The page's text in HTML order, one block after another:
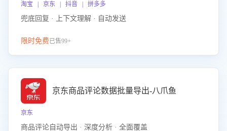
淘宝 | 京东 | 抖音 | 拼多多
兜底回复 · 上下文理解 · 自动发送
限时免费已售99+
京东商品评论数据批量导出-八爪鱼
京东
商品评论自动导出 · 深度分析 · 全面覆盖